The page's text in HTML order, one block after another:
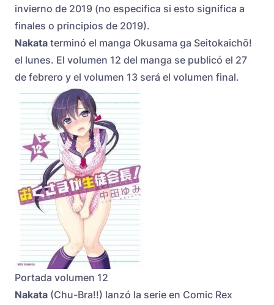
invierno de 2019 (no especifica si esto significa a
finales o principios de 2019).
Nakata terminó el manga Okusama ga Seitokaichō!
el lunes. El volumen 12 del manga se publicó el 27
de febrero y el volumen 13 será el volumen final.
Portada volumen 12
Nakata (Chu-Bra!!) lanzó la serie en Comic Rex